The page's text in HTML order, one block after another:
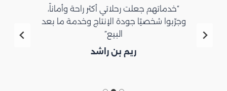
“خدماتهم جعلت رحلاتي أكثر راحة وأماناً،
وجرّبوا شخصيًا جودة الإنتاج وخدمة ما بعد
البيع”
ريم بن راشد